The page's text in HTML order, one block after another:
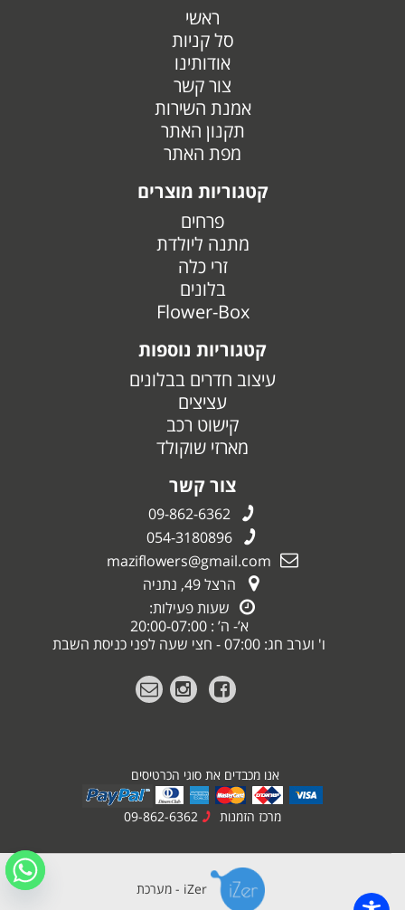
ראשי
סל קניות
אודותינו
צור קשר
אמנת השירות
תקנון האתר
מפת האתר
קטגוריות מוצרים
פרחים
מתנה ליולדת
זרי כלה
בלונים
Flower-Box
קטגוריות נוספות
עיצוב חדרים בבלונים
עציצים
קישוט רכב
מארזי שוקולד
צור קשר
09-862-6362
054-3180896
maziflowers@gmail.com
הרצל 49, נתניה
שעות פעילות:
א’- ה’ : 20:00-07:00
ו' וערב חג: 07:00 - חצי שעה לפני כניסת השבת
אנו מכבדים את סוגי הכרטיסים
מרכז הזמנות
iZer - מערכת